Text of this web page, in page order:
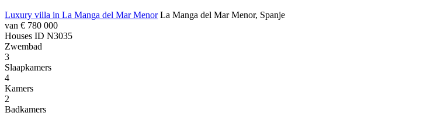
Luxury villa in La Manga del Mar Menor La Manga del Mar Menor, Spanje
van € 780 000
Houses ID N3035
Zwembad
3
Slaapkamers
4
Kamers
2
Badkamers